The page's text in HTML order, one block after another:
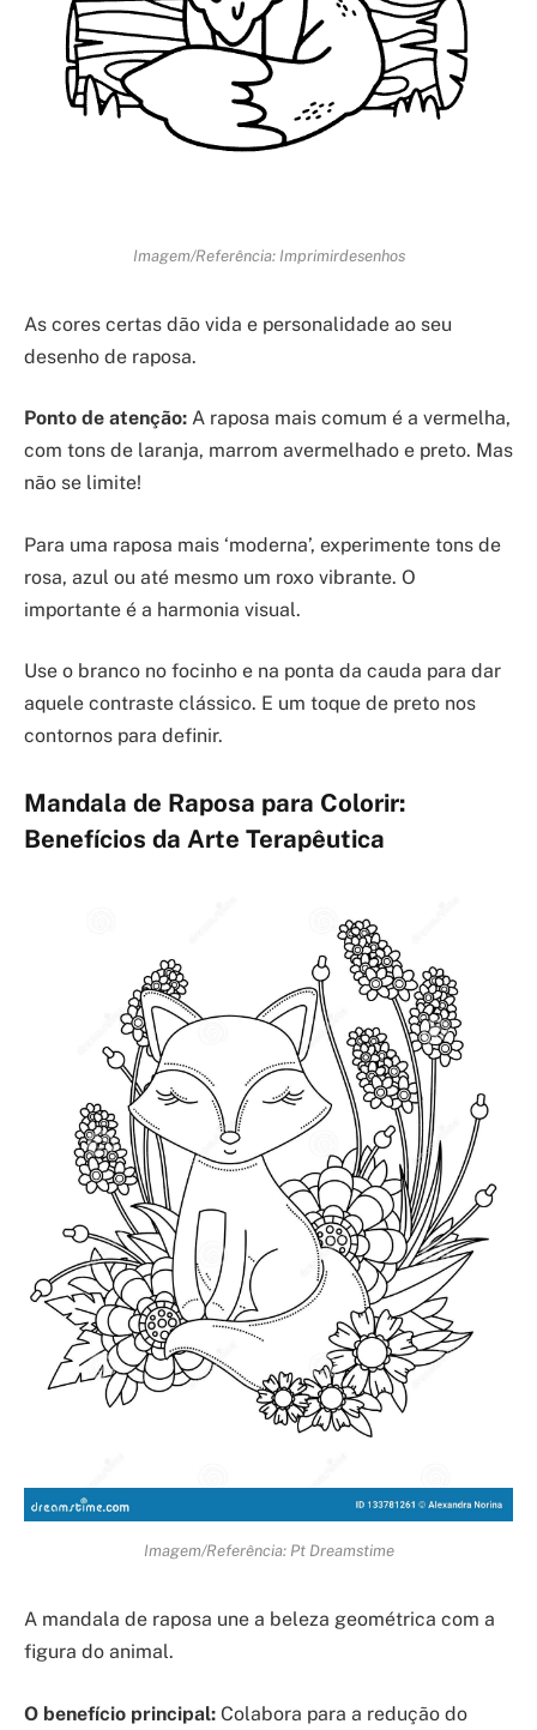
Imagem/Referência: Imprimirdesenhos
As cores certas dão vida e personalidade ao seu
desenho de raposa.
Ponto de atenção: A raposa mais comum é a vermelha,
com tons de laranja, marrom avermelhado e preto. Mas
não se limite!
Para uma raposa mais ‘moderna’, experimente tons de
rosa, azul ou até mesmo um roxo vibrante. O
importante é a harmonia visual.
Use o branco no focinho e na ponta da cauda para dar
aquele contraste clássico. E um toque de preto nos
contornos para definir.
Mandala de Raposa para Colorir:
Benefícios da Arte Terapêutica
Imagem/Referência: Pt Dreamstime
A mandala de raposa une a beleza geométrica com a
figura do animal.
O benefício principal: Colabora para a redução do